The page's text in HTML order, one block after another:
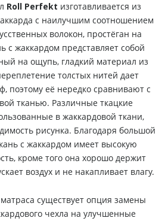
Roll Perfekt изготавливается из
с наилучшим соотношением
волокон, простёган на
с жаккардом представляет собой
на ощупь, гладкий материал из
толстых нитей дает
поэтому её нередко сравнивают с
тканью. Различные ткацкие
в жаккардовой ткани,
рисунка. Благодаря большой
с жаккардом имеет высокую
кроме того она хорошо держит
воздух и не накапливает влагу.
существует опция замены
чехла на улучшенные